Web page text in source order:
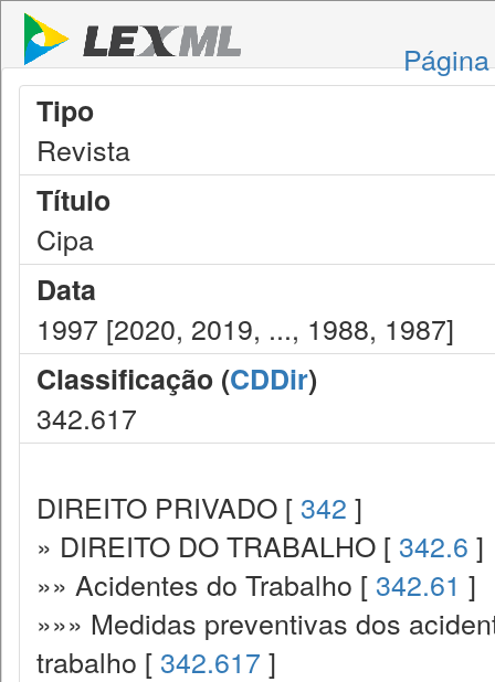
Tipo
Revista
Título
Cipa
Data
1997 [2020, 2019, ..., 1988, 1987]
Classificação (CDDir)
342.617
DIREITO PRIVADO [ 342 ]
» DIREITO DO TRABALHO [ 342.6 ]
»» Acidentes do Trabalho [ 342.61 ]
»»» Medidas preventivas dos
trabalho [ 342.617 ]